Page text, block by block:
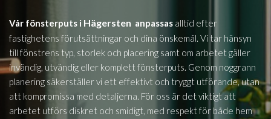
Vår fönsterputs i Hägersten anpassas alltid efter
fastighetens förutsättningar och dina önskemål. Vi tar hänsyn
till fönstrens typ, storlek och placering samt om arbetet gäller
invändig, utvändig eller komplett fönsterputs. Genom noggrann
planering säkerställer vi ett effektivt och tryggt utförande, utan
att kompromissa med detaljerna. För oss är det viktigt att
arbetet utförs diskret och smidigt, med respekt för både hem